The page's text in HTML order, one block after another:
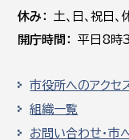
休み
土､日､祝日
開庁時間
平日8時
市役所へのアクセ
組織一覧
お問い合わせ・市